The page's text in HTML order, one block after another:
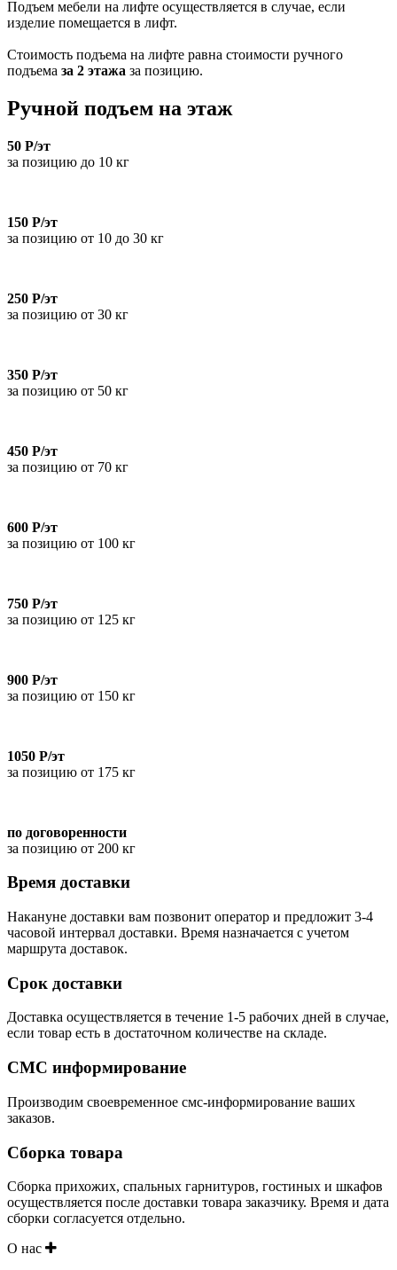
Подъем мебели на лифте осуществляется в случае, если
изделие помещается в лифт.
Стоимость подъема на лифте равна стоимости ручного
подъема за 2 этажа за позицию.
Ручной подъем на этаж
50 Р/эт
за позицию до 10 кг
150 Р/эт
за позицию от 10 до 30 кг
250 Р/эт
за позицию от 30 кг
350 Р/эт
за позицию от 50 кг
450 Р/эт
за позицию от 70 кг
600 Р/эт
за позицию от 100 кг
750 Р/эт
за позицию от 125 кг
900 Р/эт
за позицию от 150 кг
1050 Р/эт
за позицию от 175 кг
по договоренности
за позицию от 200 кг
Время доставки
Накануне доставки вам позвонит оператор и предложит 3-4
часовой интервал доставки. Время назначается с учетом
маршрута доставок.
Срок доставки
Доставка осуществляется в течение 1-5 рабочих дней в случае,
если товар есть в достаточном количестве на складе.
СМС информирование
Производим своевременное смс-информирование ваших
заказов.
Сборка товара
Сборка прихожих, спальных гарнитуров, гостиных и шкафов
осуществляется после доставки товара заказчику. Время и дата
сборки согласуется отдельно.
О нас